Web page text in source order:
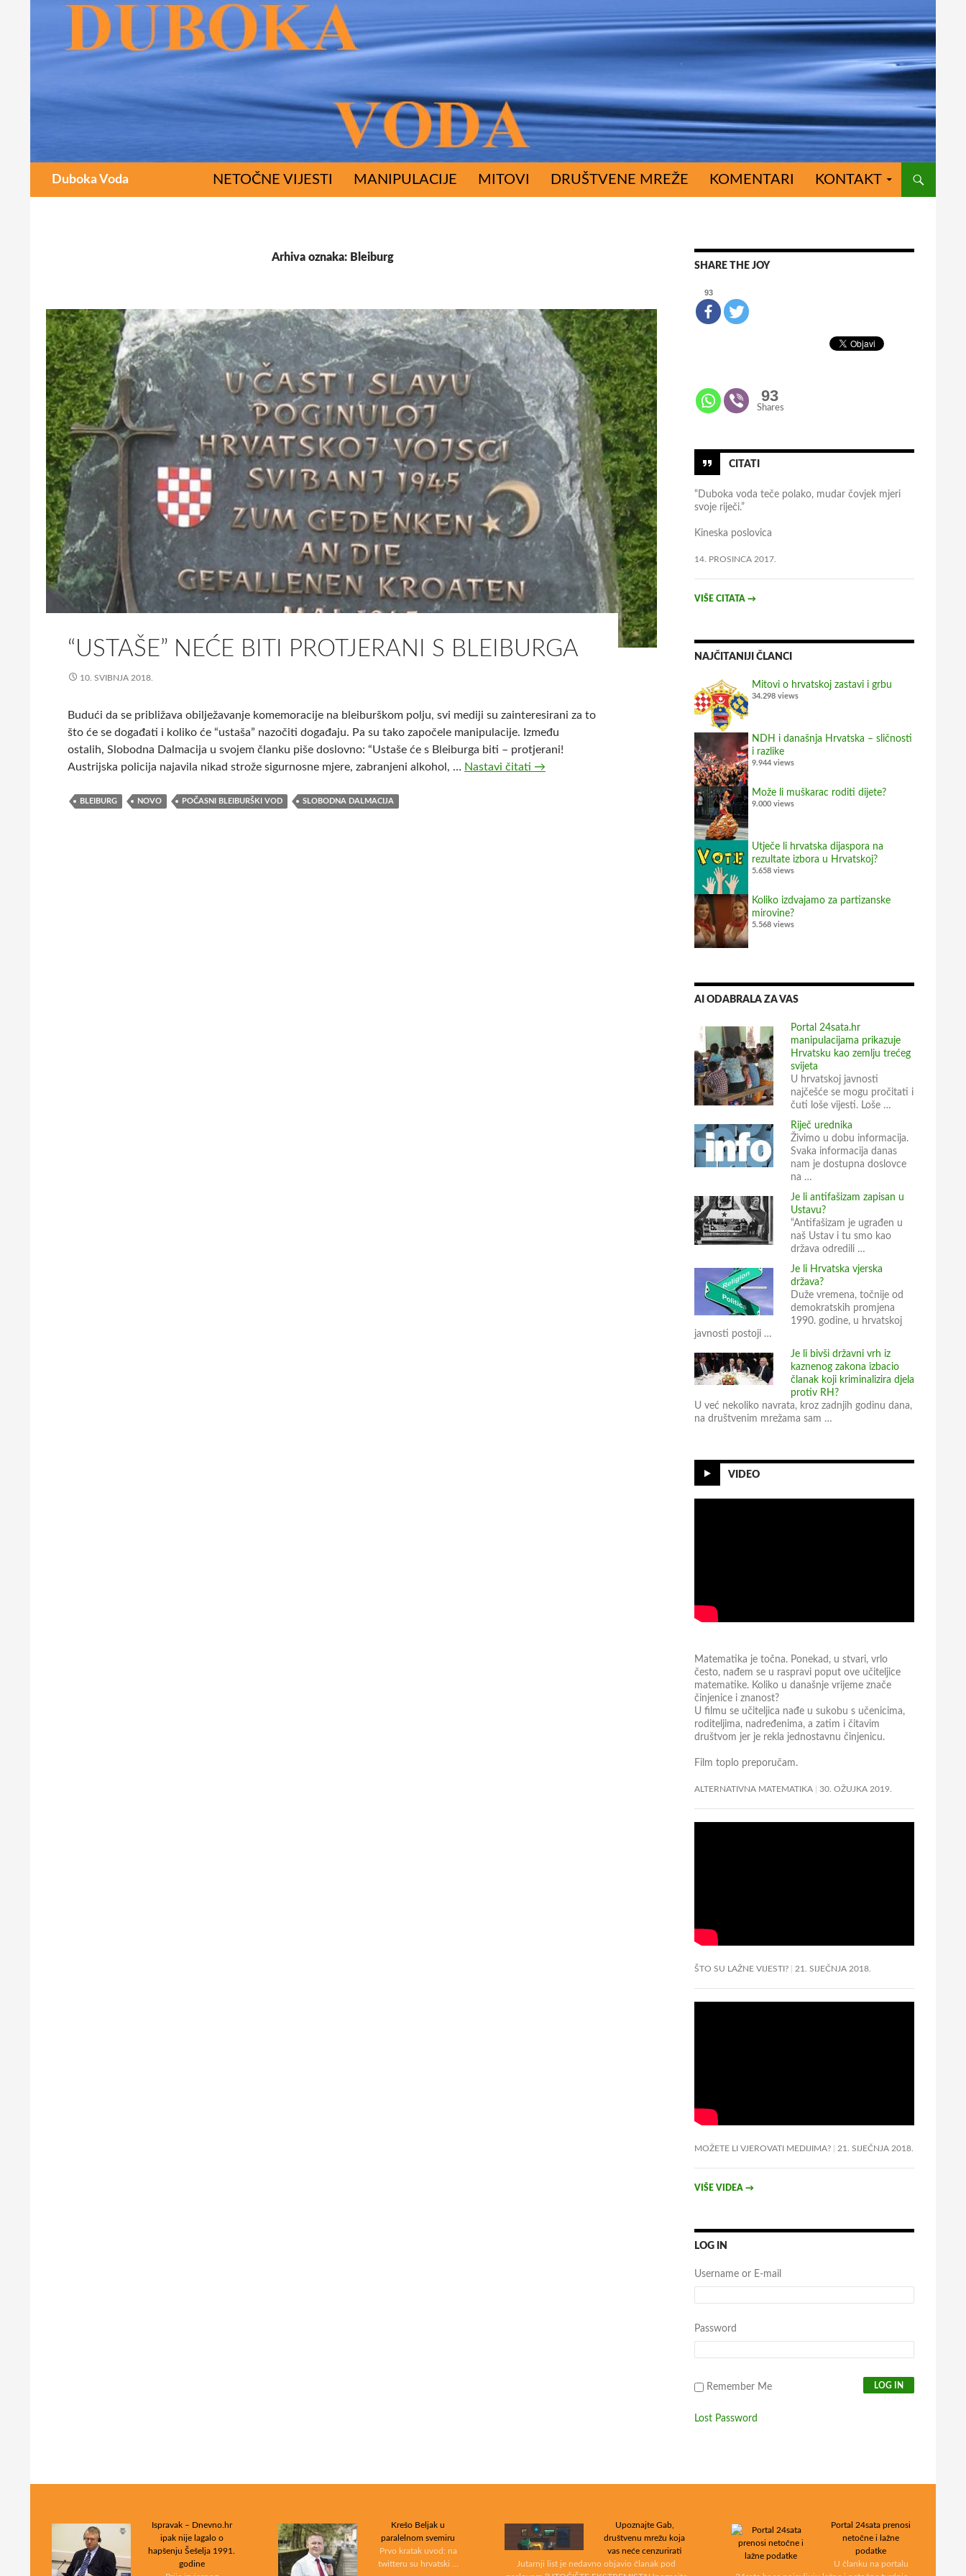
Duboka Voda SKOČI DO SADRŽAJA
NETOČNE VIJESTI MANIPULACIJE MITOVI DRUŠTVENE MREŽE KOMENTARI KONTAKT
Arhiva oznaka: Bleiburg
“USTAŠE” NEĆE BITI PROTJERANI S BLEIBURGA
10. SVIBNJA 2018.
Budući da se približava obilježavanje komemoracije na bleiburškom polju, svi mediji su zainteresirani za to
što će se događati i koliko će “ustaša” nazočiti događaju. Pa su tako započele manipulacije. Između
ostalih, Slobodna Dalmacija u svojem članku piše doslovno: “Ustaše će s Bleiburga biti – protjerani!
Austrijska policija najavila nikad strože sigurnosne mjere, zabranjeni alkohol, … Nastavi čitati “
→
BLEIBURG NOVO POČASNI BLEIBURŠKI VOD SLOBODNA DALMACIJA
SHARE THE JOY
93
93
Shares
CITATI
“Duboka voda teče polako, mudar čovjek mjeri
svoje riječi.”
Kineska poslovica
14. PROSINCA 2017.
VIŠE CITATA →
NAJČITANIJI ČLANCI
Mitovi o hrvatskoj zastavi i grbu
34.298 views
NDH i današnja Hrvatska – sličnosti
i razlike
9.944 views
Može li muškarac roditi dijete?
9.000 views
Utječe li hrvatska dijaspora na
rezultate izbora u Hrvatskoj?
5.658 views
Koliko izdvajamo za partizanske
mirovine?
5.568 views
AI ODABRALA ZA VAS
Portal 24sata.hr
manipulacijama prikazuje
Hrvatsku kao zemlju trećeg
svijeta
U hrvatskoj javnosti
najčešće se mogu pročitati i
čuti loše vijesti. Loše …
Riječ urednika
Živimo u dobu informacija.
Svaka informacija danas
nam je dostupna doslovce
na …
Je li antifašizam zapisan u
Ustavu?
“Antifašizam je ugrađen u
naš Ustav i tu smo kao
država odredili …
Je li Hrvatska vjerska
država?
Duže vremena, točnije od
demokratskih promjena
1990. godine, u hrvatskoj
javnosti postoji …
Je li bivši državni vrh iz
kaznenog zakona izbacio
članak koji kriminalizira djela
protiv RH?
U već nekoliko navrata, kroz zadnjih godinu dana,
na društvenim mrežama sam …
VIDEO
Matematika je točna. Ponekad, u stvari, vrlo
često, nađem se u raspravi poput ove učiteljice
matematike. Koliko u današnje vrijeme znače
činjenice i znanost?
U filmu se učiteljica nađe u sukobu s učenicima,
roditeljima, nadređenima, a zatim i čitavim
društvom jer je rekla jednostavnu činjenicu.
Film toplo preporučam.
ALTERNATIVNA MATEMATIKA 30. OŽUJKA 2019.
ŠTO SU LAŽNE VIJESTI? 21. SIJEČNJA 2018.
MOŽETE LI VJEROVATI MEDIJIMA? 21. SIJEČNJA 2018.
VIŠE VIDEA →
LOG IN
Username or E-mail
Password
Remember Me
Lost Password
Ispravak – Dnevno.hr
ipak nije lagalo o
hapšenju Šešelja 1991.
godine
Krešo Beljak u
paralelnom svemiru
Prvo kratak uvod: na
twitteru su hrvatski …
Upoznajte Gab,
društvenu mrežu koja
vas neće cenzurirati
Jutarnji list je nedavno objavio članak pod
Portal 24sata prenosi
netočne i lažne
podatke
U članku na portalu